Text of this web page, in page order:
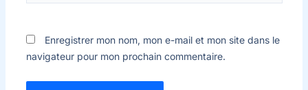
Enregistrer mon nom, mon e-mail et mon site dans le
navigateur pour mon prochain commentaire.